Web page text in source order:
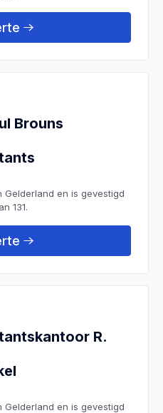
Brouns
en is gevestigd
131.
R.
en is gevestigd